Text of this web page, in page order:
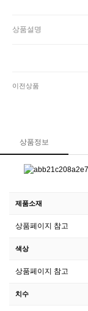
상품설명
이전상품
상품정보
제품소재
상품페이지 참고
색상
상품페이지 참고
치수